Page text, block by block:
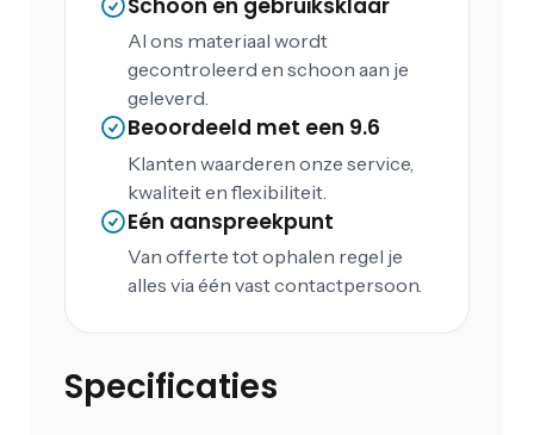
Schoon en gebruiksklaar
Al ons materiaal wordt
gecontroleerd en schoon aan je
geleverd.
Beoordeeld met een 9.6
Klanten waarderen onze service,
kwaliteit en flexibiliteit.
Eén aanspreekpunt
Van offerte tot ophalen regel je
alles via één vast contactpersoon.
Specificaties